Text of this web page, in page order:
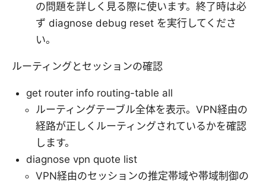
の問題を詳しく見る際に使います。終了時は必
ず diagnose debug reset を実行してくださ
い。
ルーティングとセッションの確認
get router info routing-table all
ルーティングテーブル全体を表示。VPN経由の
経路が正しくルーティングされているかを確認
します。
diagnose vpn quote list
VPN経由のセッションの推定帯域や帯域制御の